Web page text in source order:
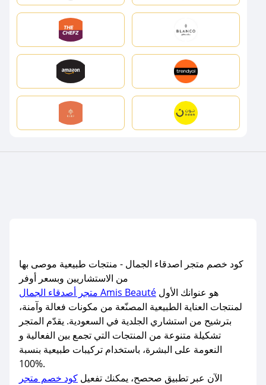
كود خصم متجر اصدقاء الجمال - منتجات طبيعية موصى بها
من الاستشاريين وبسعر أوفر
متجر أصدقاء الجمال Amis Beauté
لمنتجات العناية الطبيعية المصنّعة من مكونات فعالة وآمنة،
بترشيح من استشاري الجلدية في السعودية. يقدّم المتجر
تشكيلة متنوعة من المنتجات التي تجمع بين الفعالية و
النعومة على البشرة، باستخدام تركيبات طبيعية بنسبة
100%.
الآن عبر تطبيق صحصح، يمكنك تفعيل كود خصم متجر